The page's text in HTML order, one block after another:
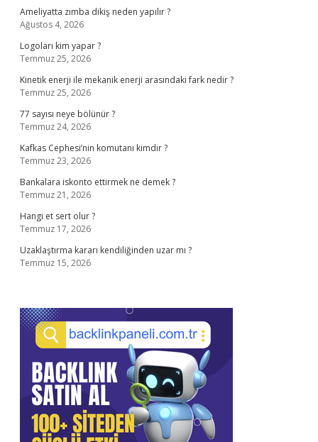
Ameliyatta zımba dikiş neden yapılır ?
Ağustos 4, 2026
Logoları kim yapar ?
Temmuz 25, 2026
Kinetik enerji ile mekanik enerji arasındaki fark nedir ?
Temmuz 25, 2026
77 sayısı neye bölünür ?
Temmuz 24, 2026
Kafkas Cephesi’nin komutanı kimdir ?
Temmuz 23, 2026
Bankalara iskonto ettirmek ne demek ?
Temmuz 21, 2026
Hangi et sert olur ?
Temmuz 17, 2026
Uzaklaştırma kararı kendiliğinden uzar mı ?
Temmuz 15, 2026